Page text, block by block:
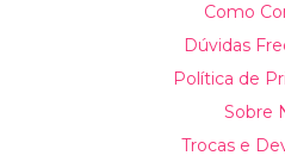
Como
Dúvidas
Política de
Sobre
Trocas e